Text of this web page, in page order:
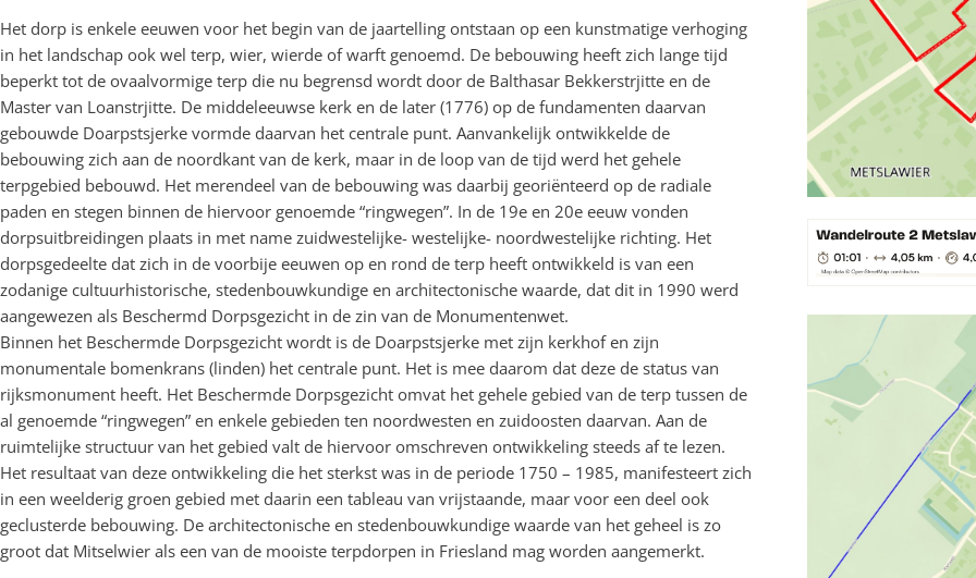
Het dorp is enkele eeuwen voor het begin van de jaartelling ontstaan op een kunstmatige verhoging
in het landschap ook wel terp, wier, wierde of warft genoemd. De bebouwing heeft zich lange tijd
beperkt tot de ovaalvormige terp die nu begrensd wordt door de Balthasar Bekkerstrjitte en de
Master van Loanstrjitte. De middeleeuwse kerk en de later (1776) op de fundamenten daarvan
gebouwde Doarpstsjerke vormde daarvan het centrale punt. Aanvankelijk ontwikkelde de
bebouwing zich aan de noordkant van de kerk, maar in de loop van de tijd werd het gehele
terpgebied bebouwd. Het merendeel van de bebouwing was daarbij georiënteerd op de radiale
paden en stegen binnen de hiervoor genoemde “ringwegen”. In de 19e en 20e eeuw vonden
dorpsuitbreidingen plaats in met name zuidwestelijke- westelijke- noordwestelijke richting. Het
dorpsgedeelte dat zich in de voorbije eeuwen op en rond de terp heeft ontwikkeld is van een
zodanige cultuurhistorische, stedenbouwkundige en architectonische waarde, dat dit in 1990 werd
aangewezen als Beschermd Dorpsgezicht in de zin van de Monumentenwet.
Binnen het Beschermde Dorpsgezicht wordt is de Doarpstsjerke met zijn kerkhof en zijn
monumentale bomenkrans (linden) het centrale punt. Het is mee daarom dat deze de status van
rijksmonument heeft. Het Beschermde Dorpsgezicht omvat het gehele gebied van de terp tussen de
al genoemde “ringwegen” en enkele gebieden ten noordwesten en zuidoosten daarvan. Aan de
ruimtelijke structuur van het gebied valt de hiervoor omschreven ontwikkeling steeds af te lezen.
Het resultaat van deze ontwikkeling die het sterkst was in de periode 1750 – 1985, manifesteert zich
in een weelderig groen gebied met daarin een tableau van vrijstaande, maar voor een deel ook
geclusterde bebouwing. De architectonische en stedenbouwkundige waarde van het geheel is zo
groot dat Mitselwier als een van de mooiste terpdorpen in Friesland mag worden aangemerkt.